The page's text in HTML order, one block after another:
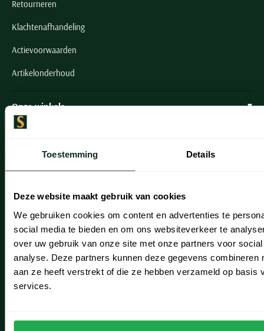
Toestemming Details
Deze website maakt gebruik van cookies
We gebruiken cookies om content en advertenties te
social media te bieden en om ons websiteverkeer te
over uw gebruik van onze site met onze partners voor
analyse. Deze partners kunnen deze gegevens combineren
aan ze heeft verstrekt of die ze hebben verzameld op basis
services.
Retourneren
Klachtenafhandeling
Actievoorwaarden
Artikelonderhoud
Onze winkels
Onze winkels
Heemstede
Leiderdorp
Noordwijk
Oegstgeest
Openingstijden winkels